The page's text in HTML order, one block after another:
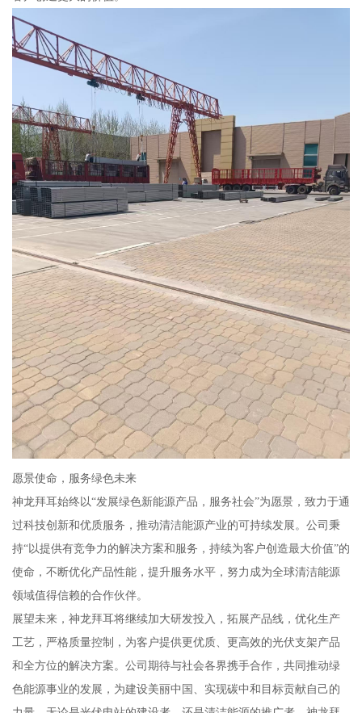
愿景使命，服务绿色未来
神龙拜耳始终以“发展绿色新能源产品，服务社会”为愿景，致力于通
过科技创新和优质服务，推动清洁能源产业的可持续发展。公司秉
持“以提供有竞争力的解决方案和服务，持续为客户创造最大价值”的
使命，不断优化产品性能，提升服务水平，努力成为全球清洁能源
领域值得信赖的合作伙伴。
展望未来，神龙拜耳将继续加大研发投入，拓展产品线，优化生产
工艺，严格质量控制，为客户提供更优质、更高效的光伏支架产品
和全方位的解决方案。公司期待与社会各界携手合作，共同推动绿
色能源事业的发展，为建设美丽中国、实现碳中和目标贡献自己的